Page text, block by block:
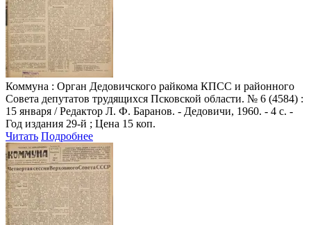
Коммуна : Орган Дедовичского райкома КПСС и районного
Совета депутатов трудящихся Псковской области. № 6 (4584) :
15 января / Редактор Л. Ф. Баранов. - Дедовичи, 1960. - 4 с. -
Год издания 29-й ; Цена 15 коп.
Читать Подробнее